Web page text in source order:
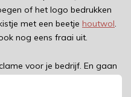
of het logo bedrukken
met een beetje houtwol.
nog eens fraai uit.
voor je bedrijf. En gaan